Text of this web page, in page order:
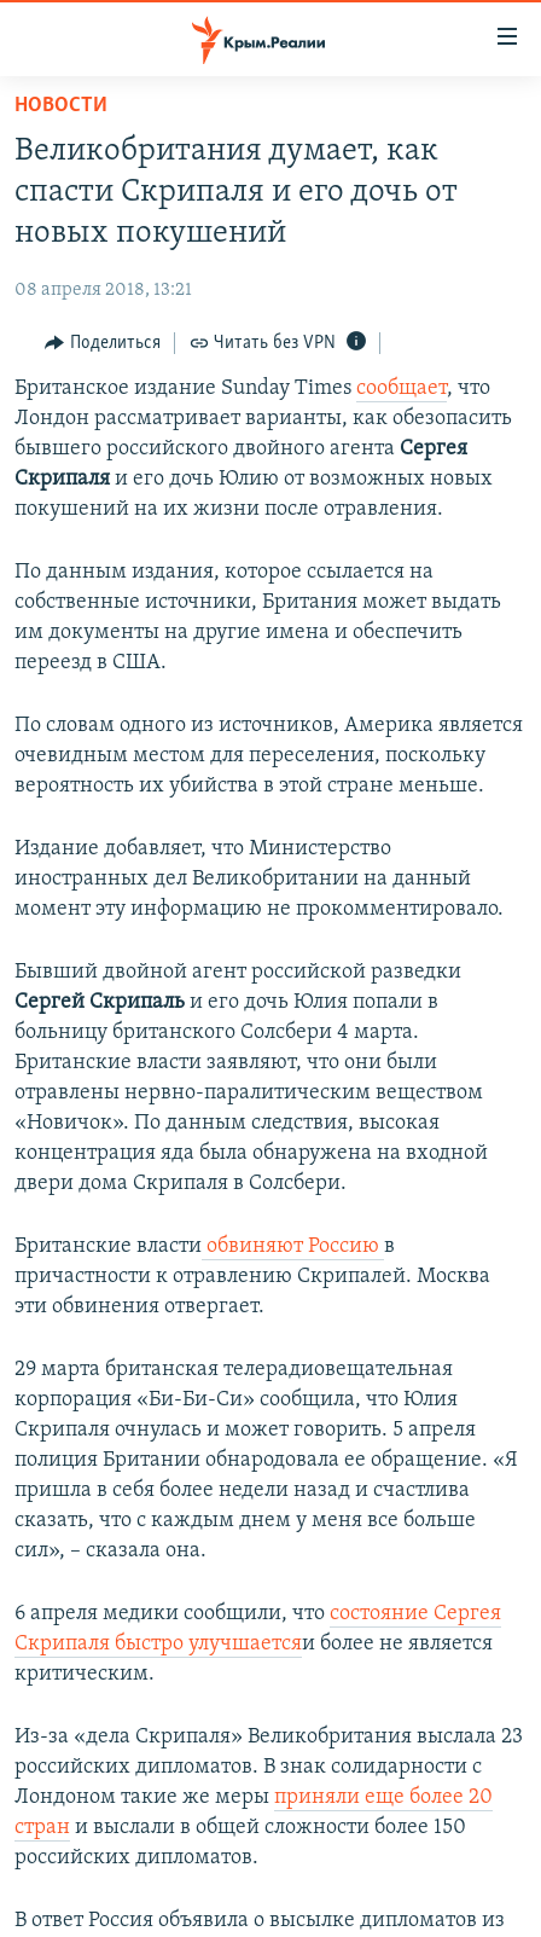
Вернуться
основному
содержанию
главной
навигации
Вернутся
поиску
СПЕЦПРОЕКТЫ
11 ЛЕТ ОККУПАЦИИ КРЫМА. 11 ИСТОРИЙ СОПРОТИВЛЕНИЯ
ЕЩЕ
ИНТЕРАКТИВ
ИНФОГРАФИКА
ТЕЛЕПРОЕКТ КРЫМ.РЕАЛИИ
СОВЕТЫ ПРАВОЗАЩИТНИКОВ
ПРОПАВШИЕ БЕЗ ВЕСТИ
ПОБЕДИТЕЛЕЙ НЕ СУДЯТ?
КРЫМ.НЕПОКОРЕННЫЙ
РАДІО СВОБОДА
КАК ОБОЙТИ БЛОКИРОВКУ
Українською
Qırımtatar
ПРИСОЕДИНЯЙТЕСЬ!
Все сайты RFE/RL
НОВОСТИ
Великобритания думает, как
спасти Скрипаля и его дочь от
новых покушений
08 апреля 2018, 13:21
Поделиться Читать без VPN
Британское издание Sunday Times сообщает, что
Лондон рассматривает варианты, как обезопасить
бывшего российского двойного агента Сергея
Скрипаля и его дочь Юлию от возможных новых
покушений на их жизни после отравления.
По данным издания, которое ссылается на
собственные источники, Британия может выдать
им документы на другие имена и обеспечить
переезд в США.
По словам одного из источников, Америка является
очевидным местом для переселения, поскольку
вероятность их убийства в этой стране меньше.
Издание добавляет, что Министерство
иностранных дел Великобритании на данный
момент эту информацию не прокомментировало.
Бывший двойной агент российской разведки
Сергей Скрипаль и его дочь Юлия попали в
больницу британского Солсбери 4 марта.
Британские власти заявляют, что они были
отравлены нервно-паралитическим веществом
«Новичок». По данным следствия, высокая
концентрация яда была обнаружена на входной
двери дома Скрипаля в Солсбери.
Британские власти обвиняют Россию в
причастности к отравлению Скрипалей. Москва
эти обвинения отвергает.
29 марта британская телерадиовещательная
корпорация «Би-Би-Си» сообщила, что Юлия
Скрипаля очнулась и может говорить. 5 апреля
полиция Британии обнародовала ее обращение. «Я
пришла в себя более недели назад и счастлива
сказать, что с каждым днем у меня все больше
сил», – сказала она.
6 апреля медики сообщили, что состояние Сергея
Скрипаля быстро улучшаетсяи более не является
критическим.
Из-за «дела Скрипаля» Великобритания выслала 23
российских дипломатов. В знак солидарности с
Лондоном такие же меры приняли еще более 20
стран и выслали в общей сложности более 150
российских дипломатов.
В ответ Россия объявила о высылке дипломатов из